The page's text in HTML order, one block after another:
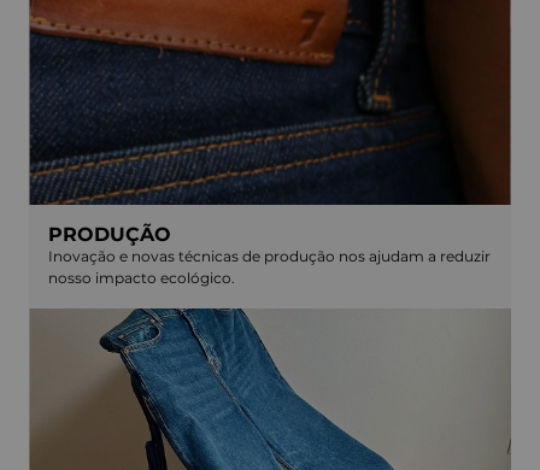
PRODUÇÃO
Inovação e novas técnicas de produção nos ajudam a reduzir
nosso impacto ecológico.